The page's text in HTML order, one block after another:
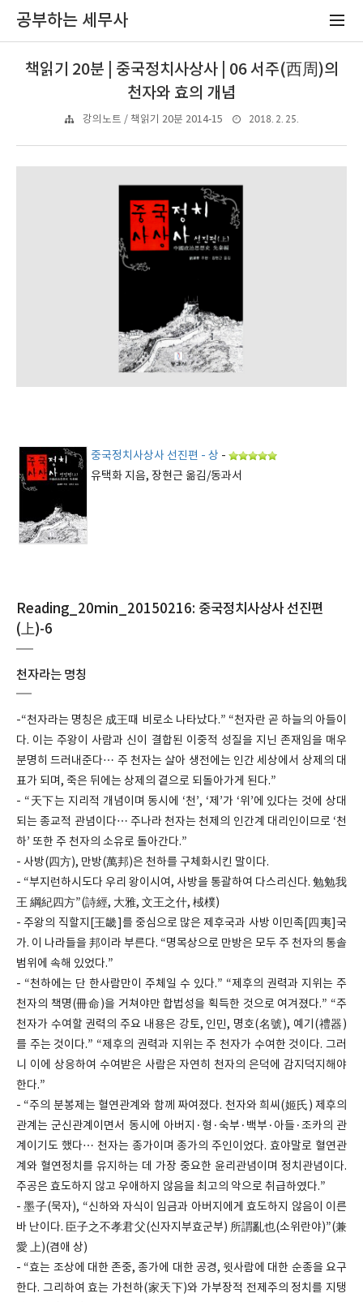
공부하는 세무사
책읽기 20분 | 중국정치사상사 | 06 서주(西周)의
천자와 효의 개념
강의노트 / 책읽기 20분 2014-15 2018. 2. 25.
중국정치사상사 선진편 - 상 -
유택화 지음, 장현근 옮김/동과서
Reading_20min_20150216: 중국정치사상사 선진편
(上)-6
천자라는 명칭
-“천자라는 명칭은 成王때 비로소 나타났다.” “천자란 곧 하늘의 아들이
다. 이는 주왕이 사람과 신이 결합된 이중적 성질을 지닌 존재임을 매우
분명히 드러내준다… 주 천자는 살아 생전에는 인간 세상에서 상제의 대
표가 되며, 죽은 뒤에는 상제의 곁으로 되돌아가게 된다.”
- “天下는 지리적 개념이며 동시에 ‘천’, ‘제’가 ‘위’에 있다는 것에 상대
되는 종교적 관념이다… 주나라 천자는 천제의 인간계 대리인이므로 ‘천
하’ 또한 주 천자의 소유로 돌아간다.”
- 사방(四方), 만방(萬邦)은 천하를 구체화시킨 말이다.
- “부지런하시도다 우리 왕이시여, 사방을 통괄하여 다스리신다. 勉勉我
王 綱紀四方”(詩經, 大雅, 文王之什, 棫樸)
- 주왕의 직할지[王畿]를 중심으로 많은 제후국과 사방 이민족[四夷]국
가. 이 나라들을 邦이라 부른다. “명목상으로 만방은 모두 주 천자의 통솔
범위에 속해 있었다.”
- “천하에는 단 한사람만이 주체일 수 있다.” “제후의 권력과 지위는 주
천자의 책명(冊命)을 거쳐야만 합법성을 획득한 것으로 여겨졌다.” “주
천자가 수여할 권력의 주요 내용은 강토, 인민, 명호(名號), 예기(禮器)
를 주는 것이다.” “제후의 권력과 지위는 주 천자가 수여한 것이다. 그러
니 이에 상응하여 수여받은 사람은 자연히 천자의 은덕에 감지덕지해야
한다.”
- “주의 분봉제는 혈연관계와 함께 짜여졌다. 천자와 희씨(姬氏) 제후의
관계는 군신관계이면서 동시에 아버지·형·숙부·백부·아들·조카의 관
계이기도 했다… 천자는 종가이며 종가의 주인이었다. 효야말로 혈연관
계와 혈연정치를 유지하는 데 가장 중요한 윤리관념이며 정치관념이다.
주공은 효도하지 않고 우애하지 않음을 최고의 악으로 취급하였다.”
- 墨子(묵자), “신하와 자식이 임금과 아버지에게 효도하지 않음이 이른
바 난이다. 臣子之不孝君父(신자지부효군부) 所謂亂也(소위란야)”(兼
愛 上)(겸애 상)
- “효는 조상에 대한 존중, 종가에 대한 공경, 윗사람에 대한 순종을 요구
한다. 그리하여 효는 가천하(家天下)와 가부장적 전제주의 정치를 지탱